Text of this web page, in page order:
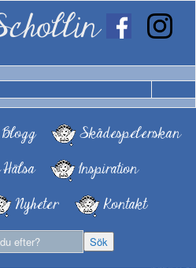
Blogg
Skådespelerskan
Inspiration
Nyheter Kontakt